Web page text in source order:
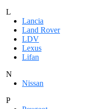
L
Lancia
Land Rover
LDV
Lexus
Lifan
N
Nissan
P